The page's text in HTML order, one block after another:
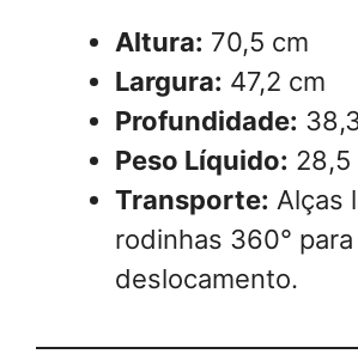
Altura: 70,5 cm
Largura: 47,2 cm
Profundidade:
Peso Líquido: 28,5
Transporte: Alças
rodinhas 360°
deslocamento.